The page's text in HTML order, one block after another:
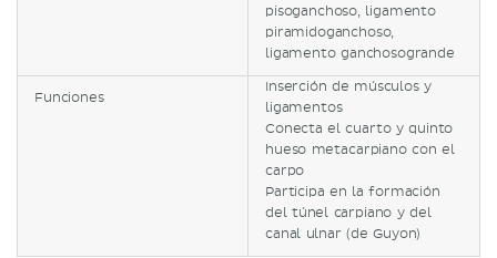
pisoganchoso, ligamento
piramidoganchoso,
ligamento ganchosogrande
Funciones
Inserción de músculos y
ligamentos
Conecta el cuarto y quinto
hueso metacarpiano con el
carpo
Participa en la formación
del túnel carpiano y del
canal ulnar (de Guyon)